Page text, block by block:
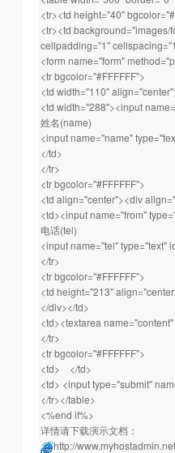
<tr><td height="40"
<tr><td
cellpadding="1"
<form name="form"
<tr bgcolor="#FFFFFF">
<td width="110"
<td width="288"><input
姓名(name)
<input name="name"
</td>
</tr>
<tr bgcolor="#FFFFFF">
<td align="center"><div
<td><input name="from"
电话(tel)
<input name="tel" type="text"
</tr>
<tr bgcolor="#FFFFFF">
<td height="213"
</div></td>
<td><textarea
</tr>
<tr bgcolor="#FFFFFF">
<td> </td>
<td> <input type="submit"
</tr></table>
<%end if%>
详情请下载演示文档：
http://